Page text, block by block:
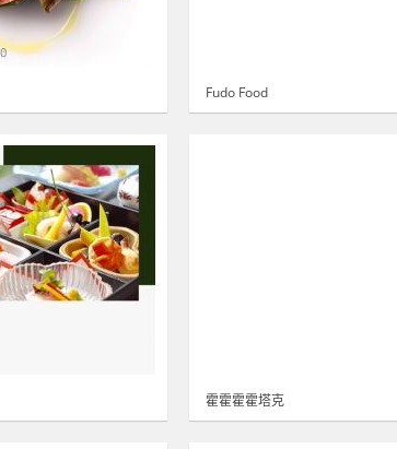
Fudo Food
霍霍霍霍塔克